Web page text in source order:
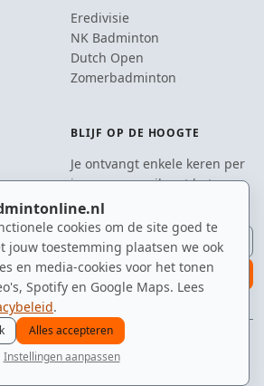
cookies om de site goed te
jouw toestemming plaatsen we ook
en media-cookies voor het tonen
Spotify en Google Maps. Lees
.
Alles accepteren
Instellingen aanpassen
Eredivisie
NK Badminton
Dutch Open
Zomerbadminton
BLIJF OP DE HOOGTE
Je ontvangt enkele keren per
jaar een e-mail met het
laatste badmintonnieuws.
E-mailadres
aanmelden
· getest op snelheid, precisie en een beetje
spelers ranglijst zomer